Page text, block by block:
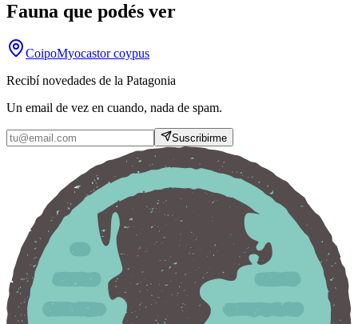
Fauna que podés ver
CoipoMyocastor coypus
Recibí novedades de la Patagonia
Un email de vez en cuando, nada de spam.
Suscribirme